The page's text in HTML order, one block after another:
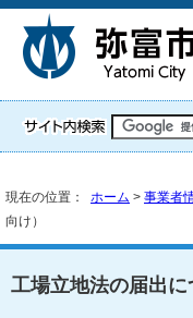
現在の位置： ホーム > 事業者
向け）
工場立地法の届出に